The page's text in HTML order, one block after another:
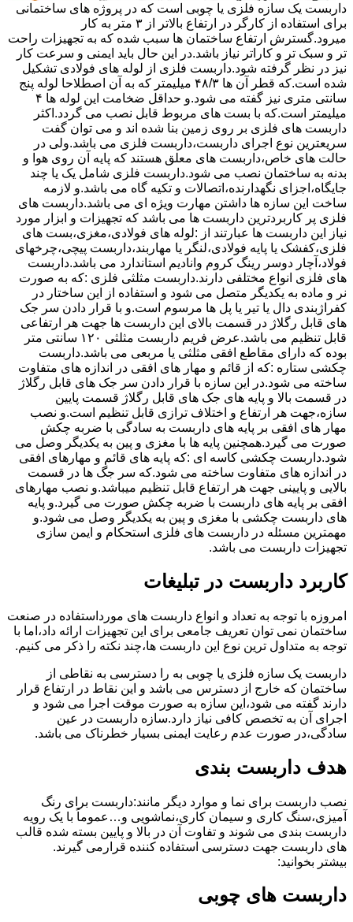
داربست یک سازه فلزی یا چوبی است که در پروژه های ساختمانی
برای استفاده از کارگر در ارتفاع بالاتر از ۳ متر به کار
میرود.گسترش ارتفاع ساختمان ها سبب شده که به تجهیزات راحت
تر و سبک تر و کاراتر نیاز باشد.در این حال باید ایمنی و سرعت کار
نیز در نظر گرفته شود.داربست فلزی از لوله های فولادی تشکیل
شده است.که قطر آن ها ۴۸/۳ میلیمتر که به آن اصطلاحا لوله پنج
سانتی متری نیز گفته می شود.و حداقل ضخامت این لوله ها ۴
میلیمتر است.که با بست های مربوط قابل نصب می گردد.اکثر
داربست های فلزی بر روی زمین بنا شده اند و می توان گفت
سریعترین نوع اجرای داربست،داربست فلزی می باشد.ولی در
حالت های خاص،داربست های معلق هستند که پایه آن روی هوا و
بدنه به ساختمان نصب می شود.داربست فلزی شامل یک یا چند
جایگاه،اجزای نگهدارنده،اتصالات و تکیه گاه می باشد.و لازمه
ساخت این سازه ها داشتن مهارت ویژه ای می باشد.داربست های
فلزی پر کاربردترین داربست ها می باشد که تجهیزات و ابزار مورد
نیاز این داربست ها عبارتند از :لوله های فولادی،مغزی،بست های
فلزی،کفشک یا پایه فولادی،لنگر یا مهاربند،داربست پیچی،چرخهای
فولاد،آچار دوسر رینگ کروم وانادیم استاندارد می باشد.داربست
های فلزی انواع مختلفی دارند.داربست مثلثی فلزی :که به صورت
نر و ماده به یکدیگر متصل می شود و استفاده از این ساختار در
کفراژبندی دال یا تیر یا پل ها مرسوم است.و با قرار دادن سر جک
های قابل رگلاژ در قسمت بالای این داربست ها جهت هر ارتفاعی
قابل تنظیم می باشد.عرض فریم داربست مثلثی ۱۲۰ سانتی متر
بوده که دارای مقاطع افقی مثلثی یا مربعی می باشد.داربست
چکشی ستاره :که از قائم و مهار های افقی در اندازه های متفاوت
ساخته می شود.در این سازه با قرار دادن سر جک های قابل رگلاژ
در قسمت بالا و پایه های جک های قابل رگلاژ قسمت پایین
سازه،جهت هر ارتفاع و اختلاف ترازی قابل تنظیم است.و نصب
مهار های افقی بر پایه های داربست به سادگی با ضربه چکش
صورت می گیرد.همچنین پایه ها با مغزی و پین به یکدیگر وصل می
شود.داربست چکشی کاسه ای :که پایه های قائم و مهارهای افقی
در اندازه های متفاوت ساخته می شود.که سر جگ ها در قسمت
بالایی و پایینی جهت هر ارتفاع قابل تنظیم میباشد.و نصب مهارهای
افقی بر پایه های داربست با ضربه چکش صورت می گیرد.و پایه
های داربست چکشی با مغزی و پین به یکدیگر وصل می شود.و
مهمترین مسئله در داربست های فلزی استحکام و ایمن سازی
تجهیزات داربست می باشد.
کاربرد داربست در تبلیغات
امروزه با توجه به تعداد و انواع داربست های مورداستفاده در صنعت
ساختمان نمی توان تعریف جامعی برای این تجهیزات ارائه داد،اما با
توجه به متداول ترین نوع این داربست ها،چند نکته را ذکر می کنیم.
داربست یک سازه فلزی یا چوبی به را دسترسی به نقاطی از
ساختمان که خارج از دسترس می باشد و این نقاط در ارتفاع قرار
دارند گفته می شود،این سازه به صورت موقت اجرا می شود و
اجرای آن به تخصص کافی نیاز دارد.سازه داربست در عین
سادگی،در صورت عدم رعایت ایمنی بسیار خطرناک می باشد.
هدف داربست بندی
نصب داربست برای نما و موارد دیگر مانند:داربست برای رنگ
آمیزی،سنگ کاری و سیمان کاری،نماشویی و…عموماً با یک رویه
داربست بندی می شوند و تفاوت آن در بالا و پایین بسته شده قالب
های داربست جهت دسترسی استفاده کننده قرارمی گیرند.
بیشتر بخوانید:
داربست های چوبی